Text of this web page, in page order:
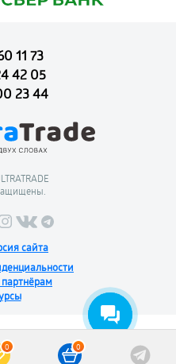
0 0
11 73
42 05
23 44
сайта